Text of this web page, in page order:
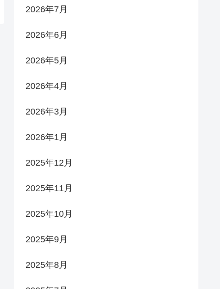
2026年7月
2026年6月
2026年5月
2026年4月
2026年3月
2026年1月
2025年12月
2025年11月
2025年10月
2025年9月
2025年8月